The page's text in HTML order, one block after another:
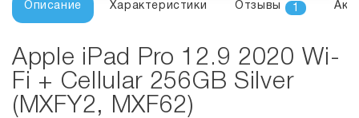
Описание Характеристики Отзывы 1
Apple iPad Pro 12.9 2020 Wi-
Fi + Cellular 256GB Silver
(MXFY2, MXF62)